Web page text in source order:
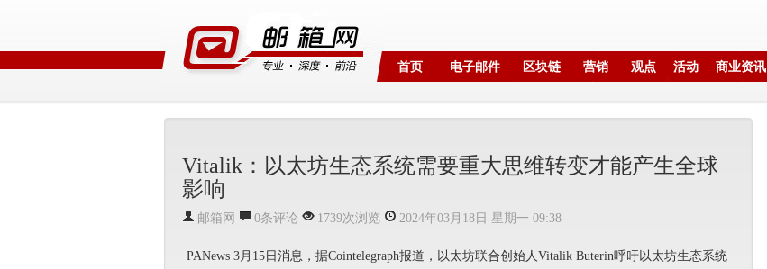
首页 电子邮件 区块链 营销 观点 活动 商业资讯
Vitalik：以太坊生态系统需要重大思维转变才能产生全球
影响
邮箱网 0条评论 1739次浏览 2024年03月18日 星期一 09:38
PANews 3月15日消息，据Cointelegraph报道，以太坊联合创始人Vitalik Buterin呼吁以太坊生态系统